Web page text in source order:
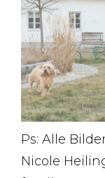
Ps: Alle
Nicole